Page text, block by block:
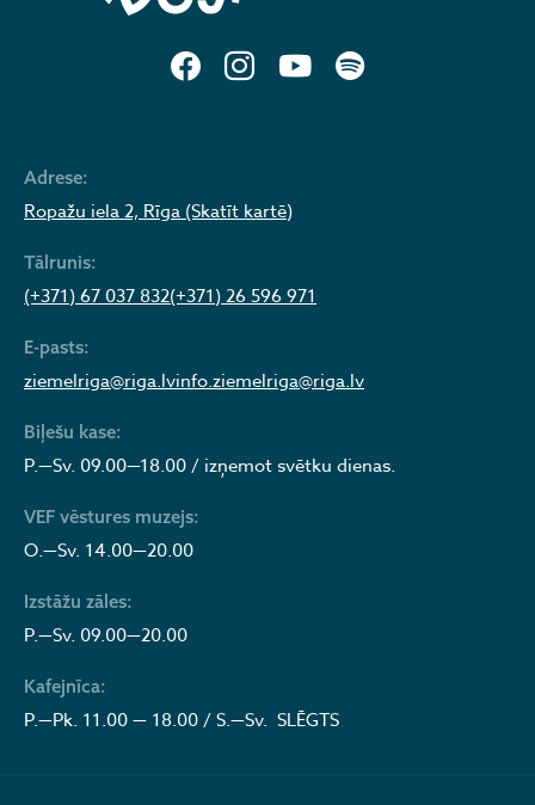
Adrese:
Ropažu iela 2, Rīga (Skatīt kartē)
Tālrunis:
(+371) 67 037 832(+371) 26 596 971
E-pasts:
ziemelriga@riga.lvinfo.ziemelriga@riga.lv
Biļešu kase:
P.—Sv. 09.00—18.00 / izņemot svētku dienas.
VEF vēstures muzejs:
O.—Sv. 14.00—20.00
Izstāžu zāles:
P.—Sv. 09.00—20.00
Kafejnīca:
P.—Pk. 11.00 — 18.00 / S.—Sv. SLĒGTS